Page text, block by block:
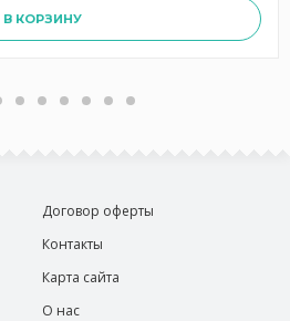
В КОРЗИНУ
Договор оферты
Контакты
Карта сайта
О нас